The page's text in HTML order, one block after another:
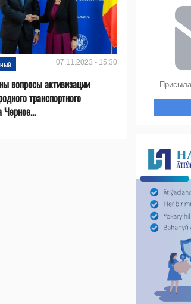
07.11.2023 - 15:30
вопросы активизации
транспортного
Черное...